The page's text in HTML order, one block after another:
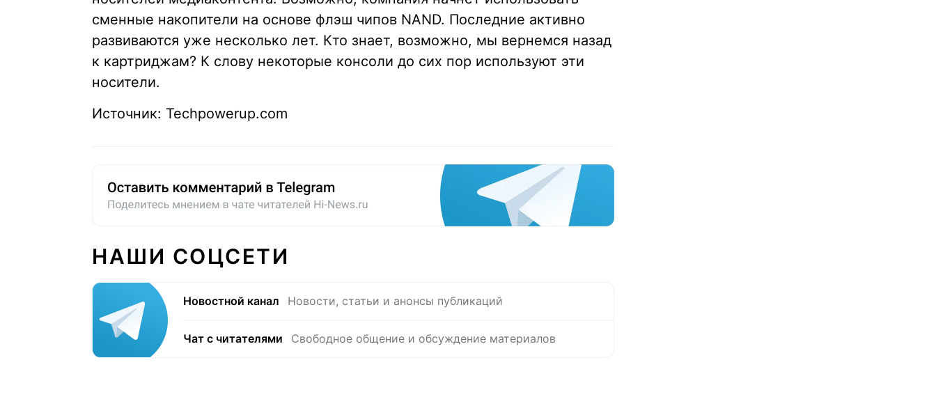
сменные накопители на основе флэш чипов NAND. Последние активно
развиваются уже несколько лет. Кто знает, возможно, мы вернемся назад
к картриджам? К слову некоторые консоли до сих пор используют эти
носители.
Источник: Techpowerup.com
НАШИ СОЦСЕТИ
Новостной канал Новости, статьи и анонсы публикаций
Чат с читателями Свободное общение и обсуждение материалов